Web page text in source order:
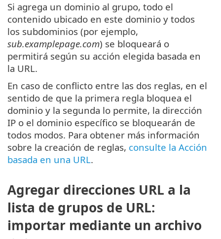
Si agrega un dominio al grupo, todo el
contenido ubicado en este dominio y todos
los subdominios (por ejemplo,
sub.examplepage.com) se bloqueará o
permitirá según su acción elegida basada en
la URL.
En caso de conflicto entre las dos reglas, en el
sentido de que la primera regla bloquea el
dominio y la segunda lo permite, la dirección
IP o el dominio específico se bloquearán de
todos modos. Para obtener más información
sobre la creación de reglas, consulte la Acción
basada en una URL.
Agregar direcciones URL a la
lista de grupos de URL:
importar mediante un archivo